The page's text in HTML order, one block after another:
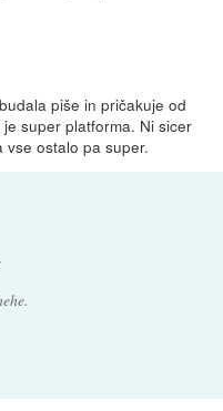
piše in pričakuje od
super platforma. Ni sicer
vse ostalo pa super.